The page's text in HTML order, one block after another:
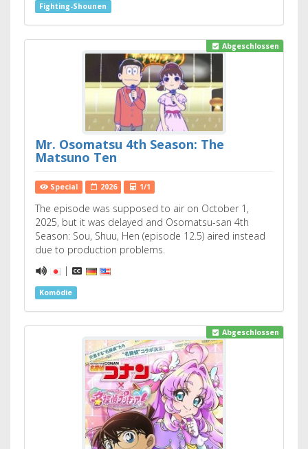
Fighting-Shounen
Abgeschlossen
Mr. Osomatsu 4th Season: The
Matsuno Ten
Special 2026 1/1
The episode was supposed to air on October 1,
2025, but it was delayed and Osomatsu-san 4th
Season: Sou, Shuu, Hen (episode 12.5) aired instead
due to production problems.
|
Komödie
Abgeschlossen